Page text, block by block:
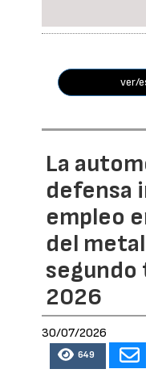
ver/
La
defensa
empleo
del
2026
30/07/2026
649